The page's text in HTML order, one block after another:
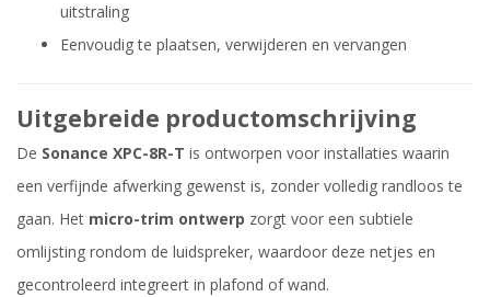
uitstraling
Eenvoudig te plaatsen, verwijderen en vervangen
Uitgebreide productomschrijving
De Sonance XPC-8R-T is ontworpen voor installaties waarin
een verfijnde afwerking gewenst is, zonder volledig randloos te
gaan. Het micro-trim ontwerp zorgt voor een subtiele
omlijsting rondom de luidspreker, waardoor deze netjes en
gecontroleerd integreert in plafond of wand.